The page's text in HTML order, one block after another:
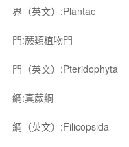
界（英文）:Plantae
門:蕨類植物門
門（英文）:Pteridophyta
綱:真蕨綱
綱（英文）:Filicopsida